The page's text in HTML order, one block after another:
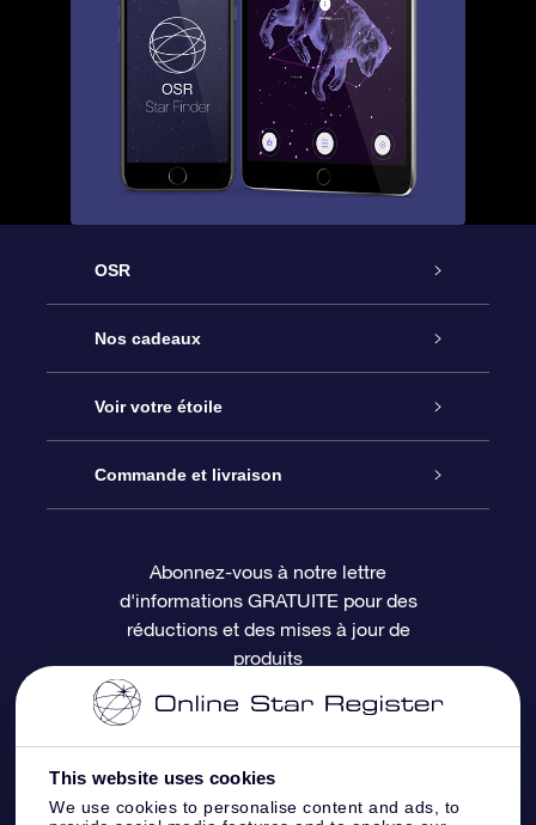
This website uses cookies
We use cookies to personalise content and ads, to
OSR
Service
À propos de l’OSR
Nous contacter
Questions fréquemment posées
Revues
Nos cadeaux
Cadeau d’étoile en ligne
Coffret cadeau OSR
Carte cadeau OSR
Voir votre étoile
Registre des étoiles
Page d’accueil personnalisée
Appli Voler vers les étoiles
Commande et livraison
Informations de paiement
Informations d’expédition
Politique de retour
Constellations
Abonnez-vous à notre lettre
d'informations GRATUITE pour des
réductions et des mises à jour de
produits